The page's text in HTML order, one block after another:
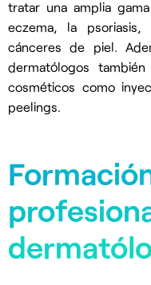
tratar una amplia
eczema, la
cánceres de piel.
dermatólogos
cosméticos como
peelings.